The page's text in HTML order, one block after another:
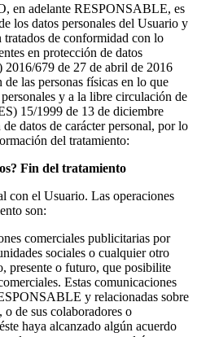
adelante RESPONSABLE, es
los datos personales del Usuario y
tratados de conformidad con lo
en protección de datos
2016/679 de 27 de abril de 2016
las personas físicas en lo que
y a la libre circulación de
15/1999 de 13 de diciembre
datos de carácter personal, por lo
del tratamiento:
Fin del tratamiento
con el Usuario. Las operaciones
son:
comerciales publicitarias por
sociales o cualquier otro
presente o futuro, que posibilite
Estas comunicaciones
y relacionadas sobre
de sus colaboradores o
haya alcanzado algún acuerdo